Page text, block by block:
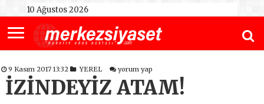
10 Ağustos 2026
9 Kasım 2017 13:32 YEREL yorum yap
İZİNDEYİZ ATAM!